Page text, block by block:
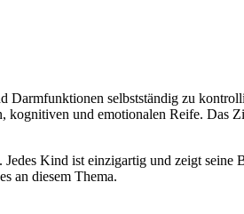
Darmfunktionen selbstständig zu
und emotionalen Reife. Das
Kind ist einzigartig und zeigt
an diesem Thema.